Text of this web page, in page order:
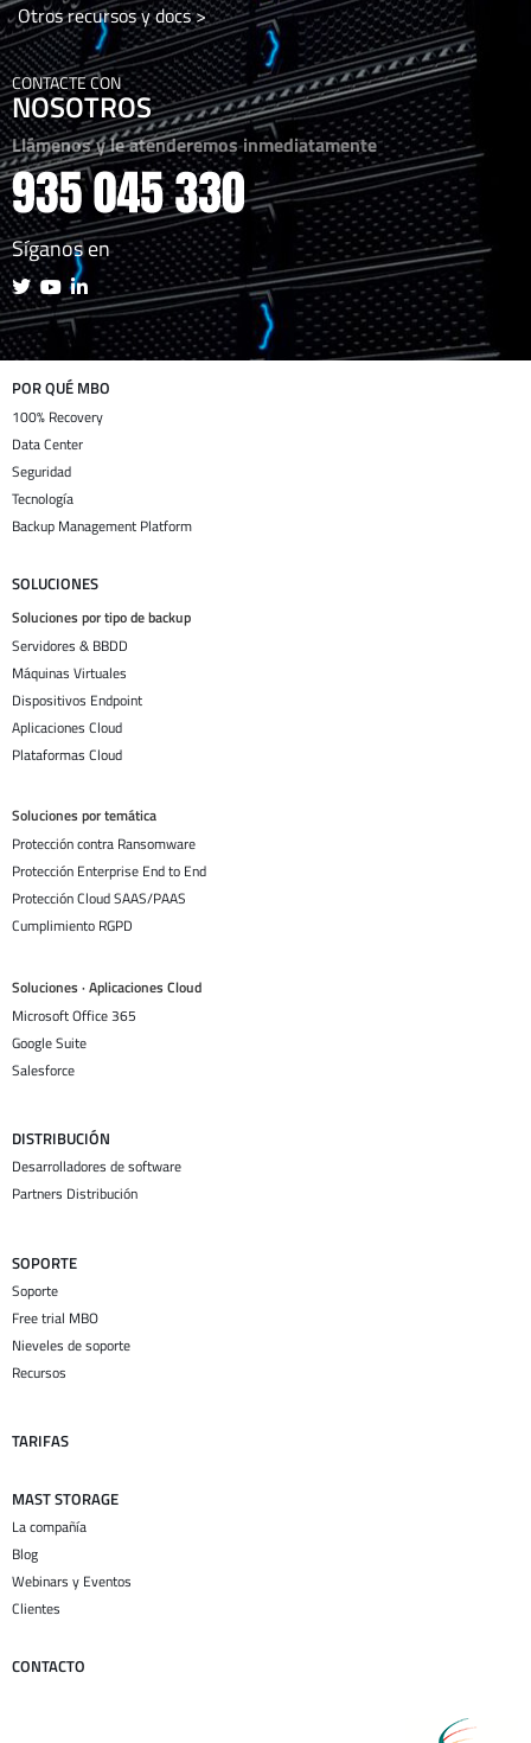
Otros recursos y docs >
CONTACTE CON
NOSOTROS
Llámenos y le atenderemos inmediatamente
Síganos en
POR QUÉ MBO
100% Recovery
Data Center
Seguridad
Tecnología
Backup Management Platform
SOLUCIONES
Soluciones por tipo de backup
Servidores & BBDD
Máquinas Virtuales
Dispositivos Endpoint
Aplicaciones Cloud
Plataformas Cloud
Soluciones por temática
Protección contra Ransomware
Protección Enterprise End to End
Protección Cloud SAAS/PAAS
Cumplimiento RGPD
Soluciones · Aplicaciones Cloud
Microsoft Office 365
Google Suite
Salesforce
DISTRIBUCIÓN
Desarrolladores de software
Partners Distribución
SOPORTE
Soporte
Free trial MBO
Nieveles de soporte
Recursos
TARIFAS
MAST STORAGE
La compañía
Blog
Webinars y Eventos
Clientes
CONTACTO